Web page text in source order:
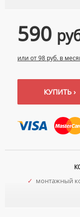
590
или от 98 руб. в
КУПИТЬ ›
✓ монтажный